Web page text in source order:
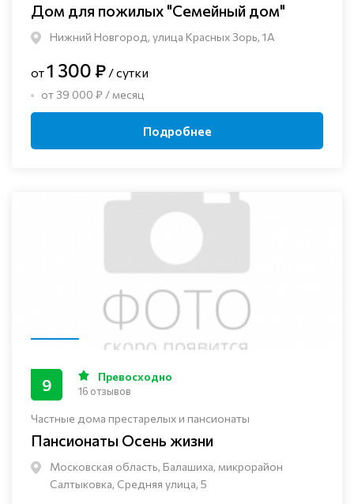
Дом для пожилых "Семейный дом"
Нижний Новгород, улица Красных Зорь, 1А
от1 300 ₽ / сутки
от 39 000 ₽ / месяц
Подробнее
Частные дома престарелых и пансионаты
Пансионаты Осень жизни
Московская область, Балашиха, микрорайон
Салтыковка, Средняя улица, 5
9 Превосходно
16 отзывов